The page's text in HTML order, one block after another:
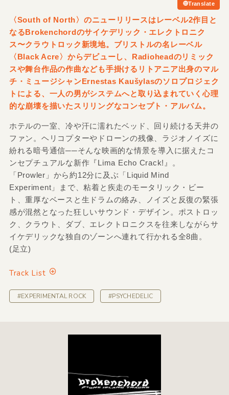
Translate
〈South of North〉のニューリリースはレーベル2作目と
なるBrokenchordのサイケデリック・エレクトロニク
ス〜クラウトロック新境地。ブリストルの名レーベル
〈Black Acre〉からデビューし、Radioheadのリミック
スや舞台作品の作曲なども手掛けるリトアニア出身のマル
チ・ミュージシャンErnestas Kaušylasのソロプロジェク
トによる、一人の男がシステムへと取り込まれていく心理
的な崩壊を描いたスリリングなコンセプト・アルバム。
ホテルの一室、冷や汗に濡れたベッド、回り続ける天井の
ファン。ヘリコプターやドローンの残像、ラジオノイズに
紛れる暗号通信──そんな映画的な情景を導入に据えたコ
ンセプチュアルな新作『Lima Echo Crack!』。
「Prowler」から約12分に及ぶ「Liquid Mind
Experiment」まで、粘着と疾走のモータリック・ビー
ト、重厚なベースと生ドラムの絡み、ノイズと反復の緊張
感が混然となった狂しいサウンド・デザイン。ポストロッ
ク、クラウト、ダブ、エレクトロニクスを往来しながらサ
イケデリックな独自のゾーンへ連れて行かれる全8曲。
(足立)
Track List
#EXPERIMENTAL ROCK #PSYCHEDELIC